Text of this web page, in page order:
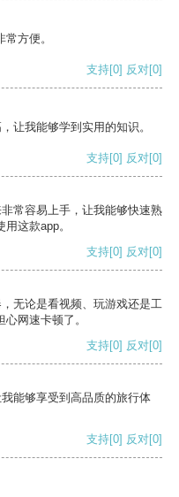
方便。
支持[0] 反对[0]
让我能够学到实用的知识。
支持[0] 反对[0]
常容易上手，让我能够快速熟
这款app。
支持[0] 反对[0]
无论是看视频、玩游戏还是工
网速卡顿了。
支持[0] 反对[0]
能够享受到高品质的旅行体
支持[0] 反对[0]